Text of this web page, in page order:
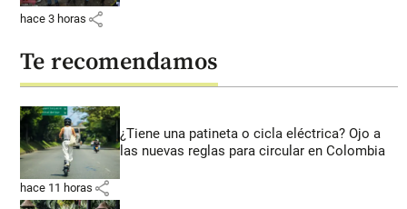
hace 3 horas share
Te recomendamos
¿Tiene una patineta o cicla eléctrica? Ojo a
las nuevas reglas para circular en Colombia
hace 11 horas share